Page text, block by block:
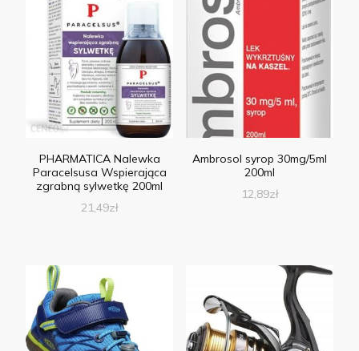
PHARMATICA Nalewka
Paracelsusa Wspierająca
zgrabną sylwetkę 200ml
21,49zł
Ambrosol syrop 30mg/5ml
200ml
12,89zł